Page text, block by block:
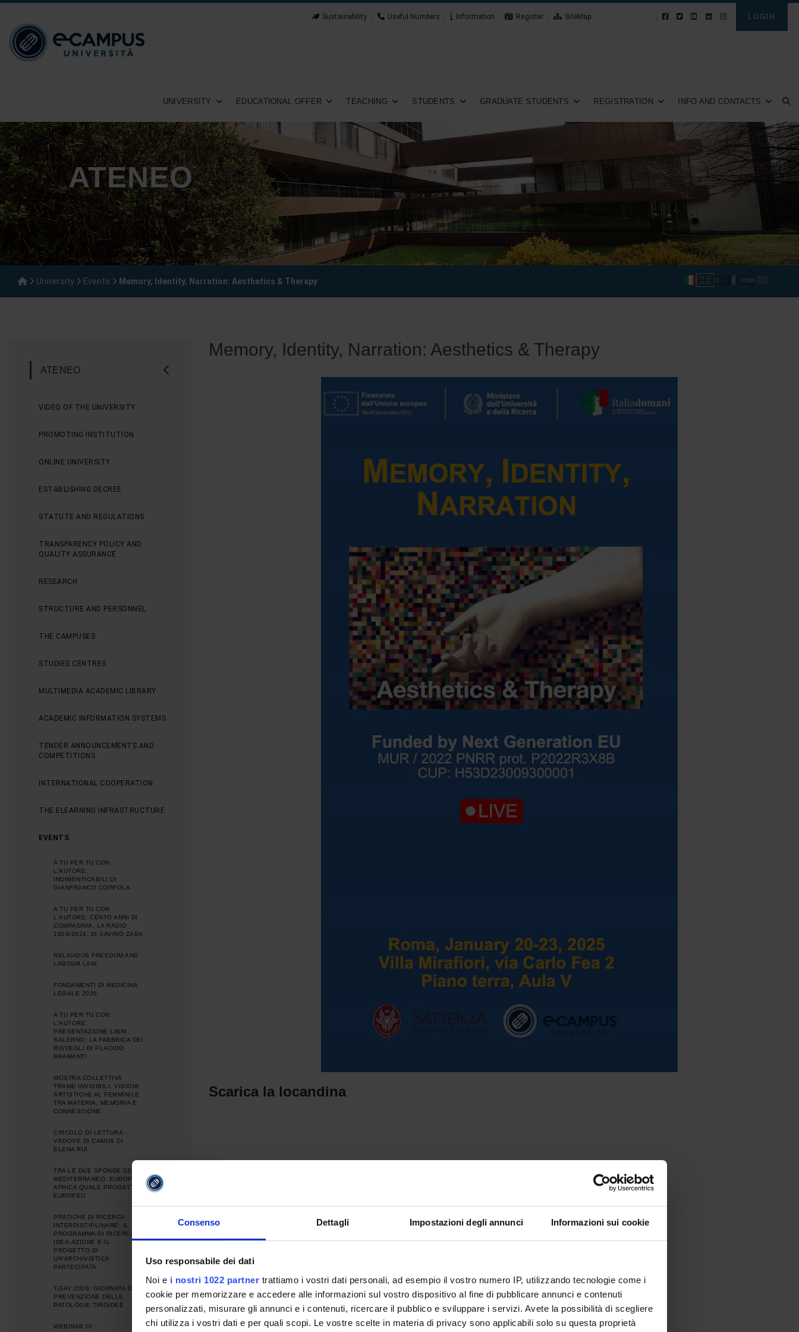
Consenso Dettagli Impostazioni degli annunci Informazioni sui cookie
Uso responsabile dei dati
Noi e i nostri 1022 partner trattiamo i vostri dati personali, ad esempio il vostro numero IP, utilizzando tecnologie come i
cookie per memorizzare e accedere alle informazioni sul vostro dispositivo al fine di pubblicare annunci e contenuti
personalizzati, misurare gli annunci e i contenuti, ricercare il pubblico e sviluppare i servizi. Avete la possibilità di scegliere
chi utilizza i vostri dati e per quali scopi. Le vostre scelte in materia di privacy sono applicabili solo su questa proprietà
Sustainability Useful Numbers Information Register SiteMap LOGIN
UNIVERSITY EDUCATIONAL OFFER TEACHING STUDENTS GRADUATE STUDENTS REGISTRATION INFO AND CONTACTS
ATENEO
University Events Memory, Identity, Narration: Aesthetics & Therapy
ATENEO
VIDEO OF THE UNIVERSITY
PROMOTING INSTITUTION
ONLINE UNIVERSITY
ESTABLISHING DECREE
STATUTE AND REGULATIONS
TRANSPARENCY POLICY AND
QUALITY ASSURANCE
RESEARCH
STRUCTURE AND PERSONNEL
THE CAMPUSES
STUDIES CENTRES
MULTIMEDIA ACADEMIC LIBRARY
ACADEMIC INFORMATION SYSTEMS
TENDER ANNOUNCEMENTS AND
COMPETITIONS
INTERNATIONAL COOPERATION
THE ELEARNING INFRASTRUCTURE
EVENTS
A TU PER TU CON
L'AUTORE:
INDIMENTICABILI DI
GIANFRANCO COPPOLA
A TU PER TU CON
L'AUTORE: CENTO ANNI DI
COMPAGNIA, LA RADIO
1924/2024, DI SAVINO ZABA
RELIGIOUS FREEDOM AND
LABOUR LAW
FONDAMENTI DI MEDICINA
LEGALE 2026
A TU PER TU CON
L'AUTORE,
PRESENTAZIONE LIBRI,
SALERNO: LA FABBRICA DEI
RISVEGLI DI PLACIDO
BRAMANTI
MOSTRA COLLETTIVA
TRAME INVISIBILI: VISIONI
ARTISTICHE AL FEMMINILE
TRA MATERIA, MEMORIA E
CONNESSIONE
CIRCOLO DI LETTURA -
VEDOVE DI CAMUS DI
ELENA RUI
TRA LE DUE SPONDE DEL
MEDITERRANEO: EUROPA E
AFRICA QUALE PROGETTO
EUROPEO
PRATICHE DI RICERCA
INTERDISCIPLINARE: IL
PROGRAMMA DI RICERCA
IDEA-AZIONE E IL
PROGETTO DI
UN'ARCHIVISTICA
PARTECIPATA
T-DAY 2026: GIORNATA DI
PREVENZIONE DELLE
PATOLOGIE TIROIDEE
WEBINAR DI
Memory, Identity, Narration: Aesthetics & Therapy
Scarica la locandina